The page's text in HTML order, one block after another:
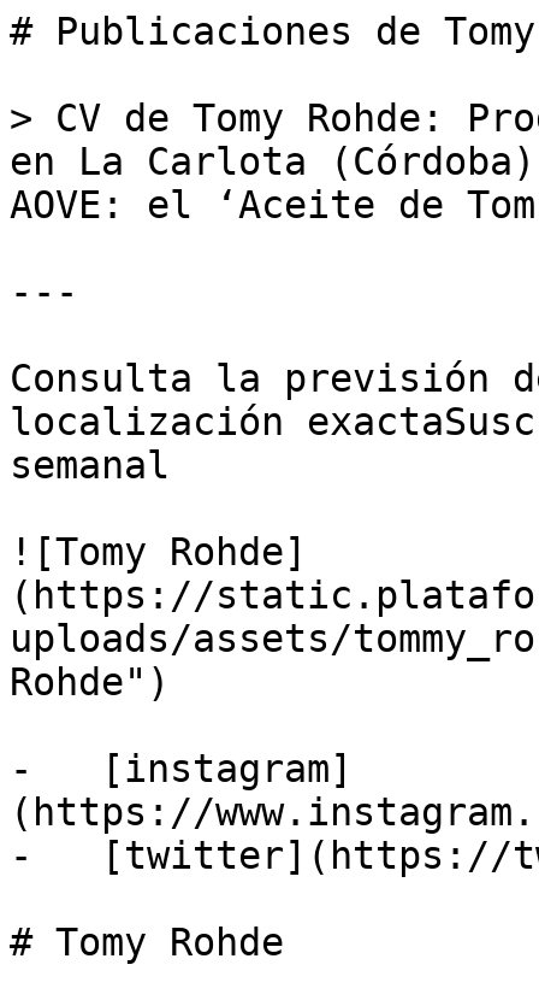
# Publicaciones de
> CV de Tomy Rohde:
en La Carlota
AOVE: el ‘Aceite de
---
Consulta la previsión
localización
semanal
![Tomy Rohde]
(https://
uploads/assets/
Rohde")
-   [instagram]
(https://
-   [twitter](https://
# Tomy Rohde